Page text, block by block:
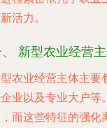
活力。
新型农业经营
农业经营主体主要
业以及专业大户等
而这些特征的强化